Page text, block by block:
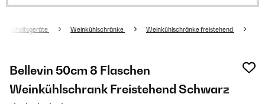
Haushaltsgeräte Weinkühlschränke Weinkühlschränke freistehend
Bellevin 50cm 8 Flaschen
Weinkühlschrank Freistehend​ Schwarz